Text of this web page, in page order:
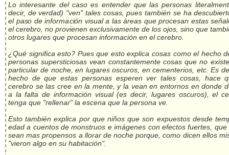
Lo interesante del caso es entender que las personas
decir, de verdad) "ven" tales cosas, pues también se ha
el paso de información visual a las áreas que procesan estas
el cerebro, no provienen exclusivamente de los ojos, sino que
otros lugares que procesan información en el cerebro.
¿Qué significa esto? Pues que esto explica cosas como el hecho
personas supersticiosas vean constantemente cosas que no
particular de noche, en lugares oscuros, en cementerios, etc. Es
hecho de que estas personas esperen ver tales cosas, hace
cerebro se las cree en la mente, y la vean en entornos en donde
a la falta de información visual (es decir, lugares oscuros), el
tenga que "rellenar" la escena que la persona ve.
Esto también explica por que niños que son expuestos desde
edad a cuentos de monstruos e imágenes con efectos fuertes, que
sean mas propensos a llorar de noche porque, como dicen ellos
"vieron algo en su habitación".